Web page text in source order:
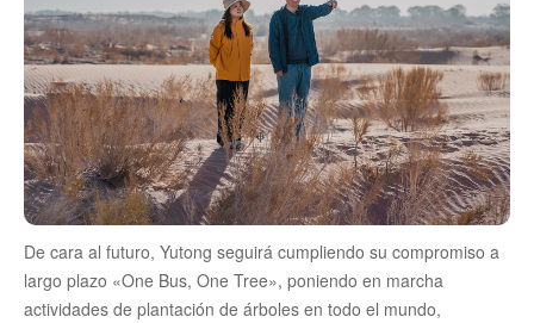
De cara al futuro, Yutong seguirá cumpliendo su compromiso a
largo plazo «One Bus, One Tree», poniendo en marcha
actividades de plantación de árboles en todo el mundo,